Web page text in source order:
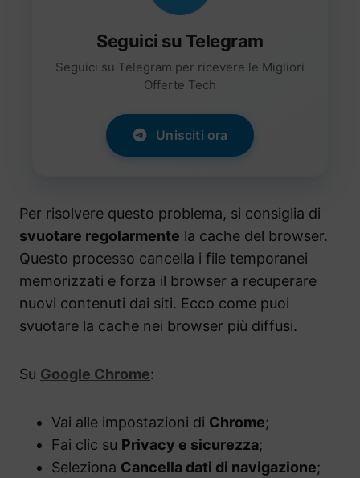
Seguici su Telegram
Seguici su Telegram per ricevere le Migliori
Offerte Tech
Unisciti ora
Per risolvere questo problema, si consiglia di
svuotare regolarmente la cache del browser.
Questo processo cancella i file temporanei
memorizzati e forza il browser a recuperare
nuovi contenuti dai siti. Ecco come puoi
svuotare la cache nei browser più diffusi.
Su Google Chrome:
Vai alle impostazioni di Chrome;
Fai clic su Privacy e sicurezza;
Seleziona Cancella dati di navigazione;